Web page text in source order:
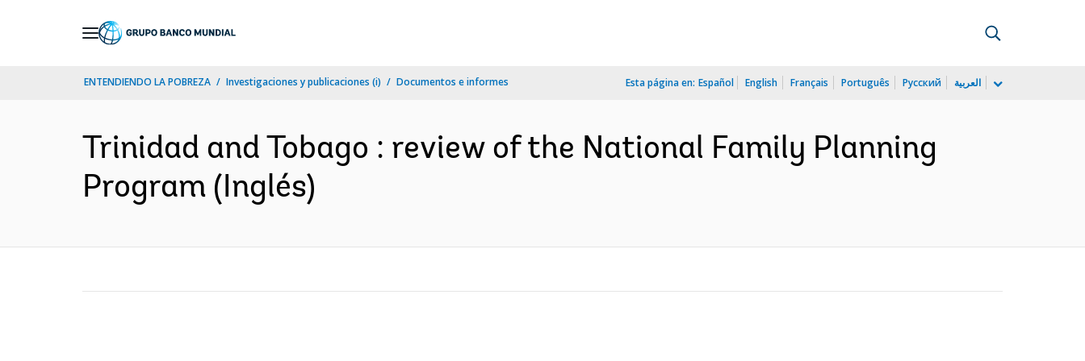
ENTENDIENDO LA POBREZA Investigaciones y publicaciones (i) Documentos e informes Esta página en: Español English Français Português Русский العربية
Trinidad and Tobago : review of the National Family Planning
Program (Inglés)